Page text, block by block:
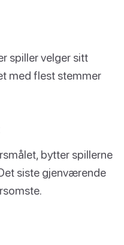
spiller velger sitt
med flest stemmer
bytter spillerne
siste gjenværende